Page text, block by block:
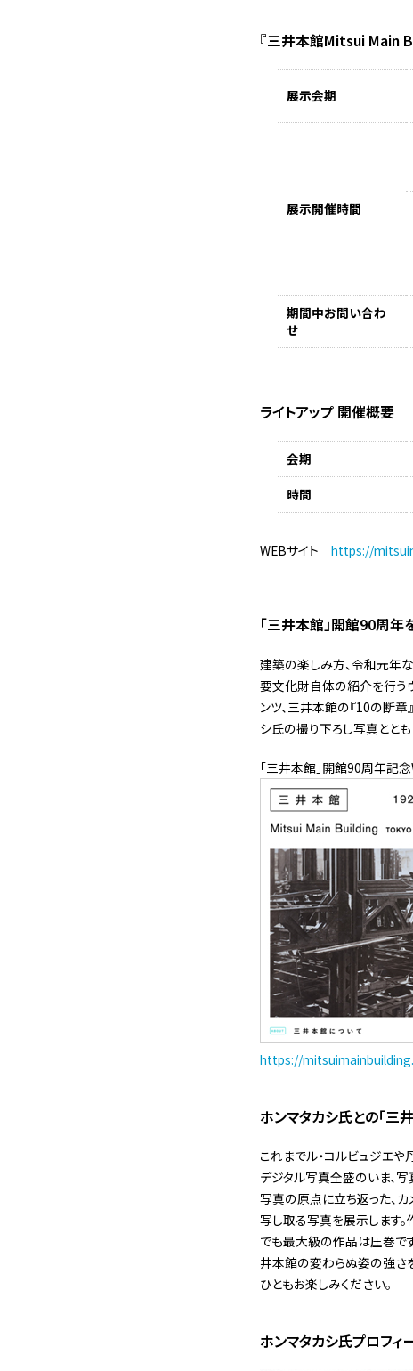
『三井本館Mitsui Main
展示会期
展示開催時間
期間中お問い合わ
せ
ライトアップ 開催概要
会期
時間
WEBサイト https://
「三井本館」開館90周
建築の楽しみ方、令和元年
要文化財自体の紹介を行う
ンツ、三井本館の『10の断
シ氏の撮り下ろし写真とと
「三井本館」開館90周年記
https://
ホンマタカシ氏との「三
これまでル・コルビュジエ
デジタル写真全盛のいま、
写真の原点に立ち返った、
写し取る写真を展示します
でも最大級の作品は圧巻で
井本館の変わらぬ姿の強さ
ひともお楽しみください。
ホンマタカシ氏プロフィ